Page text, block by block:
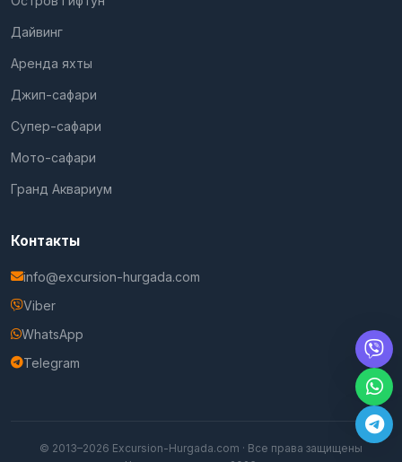
Дайвинг
Аренда яхты
Джип-сафари
Супер-сафари
Мото-сафари
Гранд Аквариум
Контакты
info@excursion-hurgada.com
Viber
WhatsApp
Telegram
© 2013–2026 Excursion-Hurgada.com · Все права защищены